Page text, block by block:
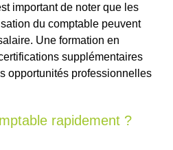
important de noter que les
du comptable peuvent
Une formation en
supplémentaires
opportunités professionnelles
rapidement ?